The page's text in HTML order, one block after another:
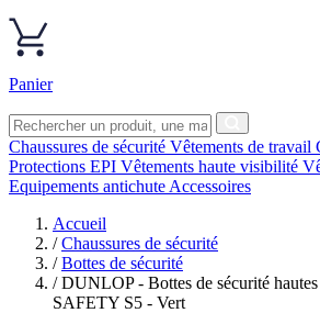
Panier
Chaussures de sécurité Vêtements de travail
Protections EPI Vêtements haute visibilité
Equipements antichute Accessoires
Accueil
/ Chaussures de sécurité
/ Bottes de sécurité
/ DUNLOP - Bottes de sécurité
SAFETY S5 - Vert